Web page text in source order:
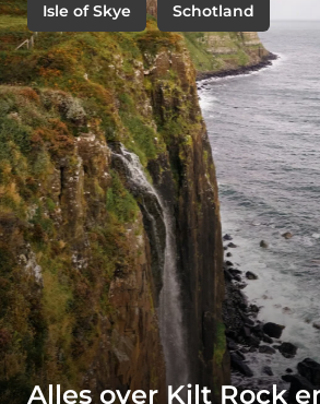
Isle of Skye Schotland
Alles over Kilt Rock